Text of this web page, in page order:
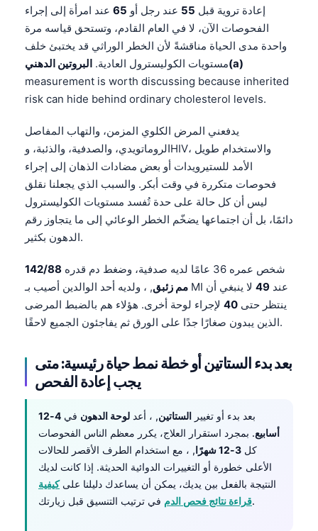
إعادة تروية قبل 55 عند رجل أو 65 عند امرأة إلى إجراء
الفحوصات الآن، لا في العام القادم، وتستحق قياسه مرة
واحدة مدى الحياة مناقشةً لأن الخطر الوراثي قد يختبئ خلف
مستويات الكوليسترول العادية.البروتين الدهني(a)
measurement is worth discussing because inherited
risk can hide behind ordinary cholesterol levels.
يدفعني المرض الكلوي المزمن، والتهاب المفاصل
الروماتويدي، والصدفية، والذئبة، وHIV، والاستخدام طويل
الأمد للستيرويدات أو بعض مضادات الذهان إلى إجراء
فحوصات متكررة في وقت أبكر. والسبب الذي يجعلنا نقلق
ليس أن كل حالة على حدة تُفسد مستويات الكوليسترول
دائمًا، بل أن اجتماعها يضخّم الخطر الوعائي إلى ما يتجاوز رقم
الدهون بكثير.
شخص عمره 36 عامًا لديه صدفية، وضغط دم قدره
142/88
مم زئبق
, ، ولديه أحد الوالدين أصيب بـ MI عند 49 لا ينبغي أن
ينتظر حتى 40 لإجراء لوحة أخرى. هؤلاء هم بالضبط المرضى
الذين يبدون صغارًا جدًا على الورق ثم يفاجئون الجميع لاحقًا.
بعد بدء الستاتين أو خطة نمط حياة رئيسية: متى
يجب إعادة الفحص
بعد بدء أو تغيير الستاتين, ، أعد لوحة الدهون في
4-12
أسابيع. بمجرد استقرار العلاج، يكرر معظم الناس الفحوصات
كل 3-12 شهرًا
, ، مع استخدام الطرف الأقصر للحالات
الأعلى خطورة أو التغييرات الدوائية الحديثة. إذا كانت لديك
النتيجة بالفعل بين يديك، يمكن أن يساعدك دليلنا علىكيفية
قراءة نتائج فحص الدمفي ترتيب التنسيق قبل زيارتك. Shqip
বাংলা
اردو
मराठी
తెలుగు
தமிழ்
ગુજરાતી
മലയാളം
Bahasa Melayu
Tiếng Việt
ไทย
ဗမာစာ
ភាសាខ្មែរ
Kiswahili
አማርኛ
O‘zbekcha
Català
Қазақ тілі
Suomi